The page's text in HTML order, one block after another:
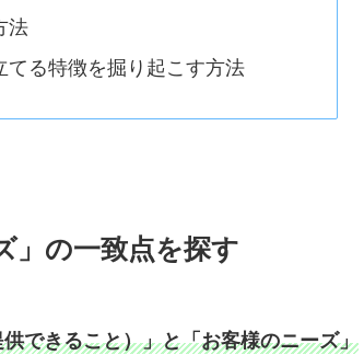
法
てる特徴を掘り起こす方法
」の一致点を探す
できること）」と「お客様のニーズ」